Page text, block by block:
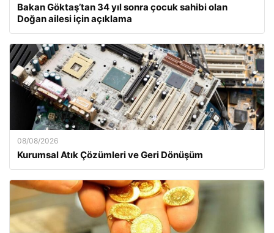
Bakan Göktaş’tan 34 yıl sonra çocuk sahibi olan
Doğan ailesi için açıklama
08/08/2026
Kurumsal Atık Çözümleri ve Geri Dönüşüm